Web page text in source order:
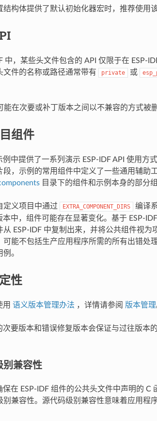
结构体提供了默认初始化器宏时，推荐使用
中，某些头文件包含的 API 仅限于在 ESP-
文件的名称或路径通常带有
private 或
能在次要或补丁版本之间以不兼容的方式被
组件
例中提供了一系列演示 ESP-IDF API 使用方
段，示例的常用组件中定义了一些通用辅助
目录下的组件和示例本身的部分
定义项目中通过 EXTRA_COMPONENT_DIRS
编译
本中，组件可能存在显著变化。基于 ESP-
从 ESP-IDF 中复制出来，并将公共组件视
可能不包括生产应用程序所需的所有出错处
。
性
用 语义版本管理办法 ，详情请参阅 版本管理
次要版本和错误修复版本会保证与过往版本
别兼容性
保在 ESP-IDF 组件的公共头文件中声明的
别兼容性。源代码级别兼容性意味着应用程